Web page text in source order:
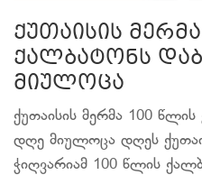
ქუთაისის
ქალბატონს
მიულოცა
ქუთაისის მერმა 100
დღე მიულოცა დღეს
ჭიღვარიამ 100 წლის